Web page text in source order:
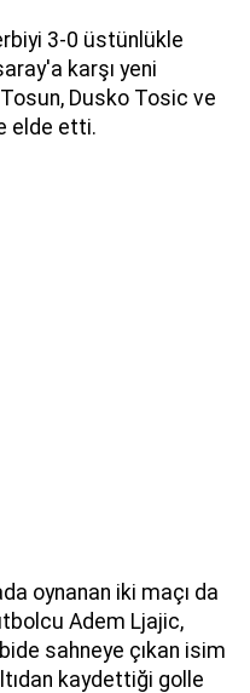
3-0 üstünlükle
karşı yeni
Dusko Tosic ve
elde etti.
oynanan iki maçı da
Adem Ljajic,
sahneye çıkan isim
kaydettiği golle